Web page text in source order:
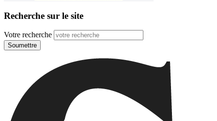
Recherche sur le site
Votre recherche
Soumettre